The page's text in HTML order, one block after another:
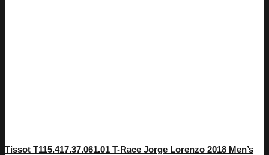
Tissot T115.417.37.061.01 T-Race Jorge Lorenzo 2018 Men’s